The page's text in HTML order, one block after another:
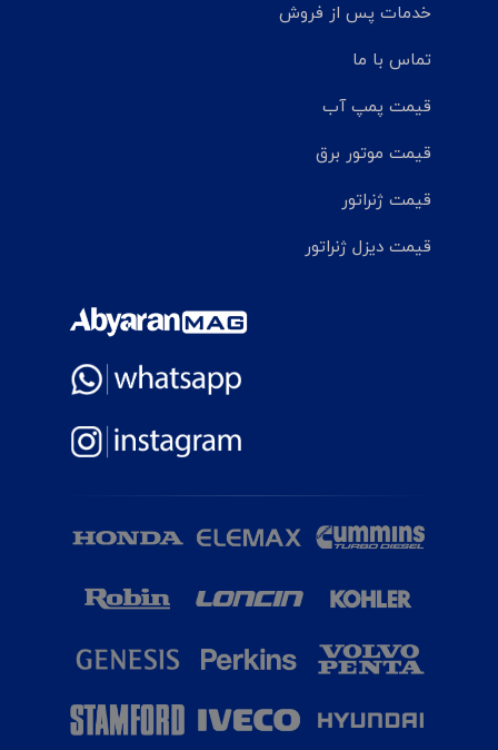
خدمات پس از فروش
تماس با ما
قیمت پمپ آب
قیمت موتور برق
قیمت ژنراتور
قیمت دیزل ژنراتور